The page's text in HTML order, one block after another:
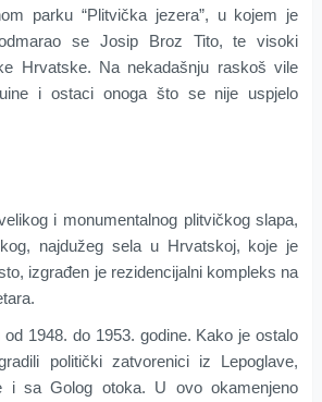
parku “Plitvička jezera”, u kojem je
se Josip Broz Tito, te visoki
Hrvatske. Na nekadašnju raskoš vile
i ostaci onoga što se nije uspjelo
i monumentalnog plitvičkog slapa,
najdužeg sela u Hrvatskoj, koje je
izgrađen je rezidencijalni kompleks na
1948. do 1953. godine. Kako je ostalo
politički zatvorenici iz Lepoglave,
i sa Golog otoka. U ovo okamenjeno